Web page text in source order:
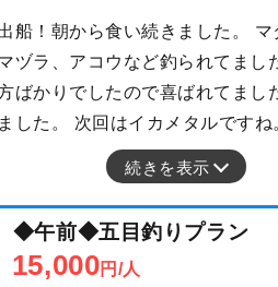
船！朝から食い続きました。
ヅラ、アコウなど釣られてまし
ばかりでしたので喜ばれてまし
した。 次回はイカメタルですね
続きを表示